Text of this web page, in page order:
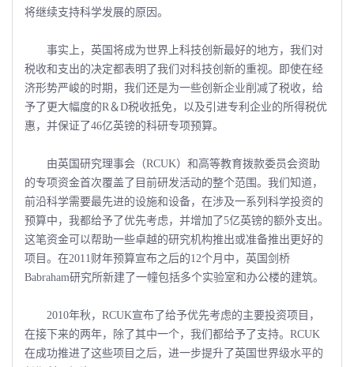
将继续支持科学发展的原因。
事实上，英国将成为世界上科技创新最好的地方，我们对
税收和支出的决定都表明了我们对科技创新的重视。即使在经
济形势严峻的时期，我们还是为一些创新企业削减了税收，给
予了更大幅度的R＆D税收抵免，以及引进专利企业的所得税优
惠，并保证了46亿英镑的科研专项预算。
由英国研究理事会（RCUK）和高等教育拨款委员会资助
的专项资金首次覆盖了目前研发活动的整个范围。我们知道，
前沿科学需要最先进的设施和设备，在涉及一系列科学投资的
预算中，我都给予了优先考虑，并增加了5亿英镑的额外支出。
这笔资金可以帮助一些卓越的研究机构推出或准备推出更好的
项目。在2011财年预算宣布之后的12个月中，英国剑桥
Babraham研究所新建了一幢包括多个实验室和办公楼的建筑。
2010年秋，RCUK宣布了给予优先考虑的主要投资项目，
在接下来的两年，除了其中一个，我们都给予了支持。RCUK
在成功推进了这些项目之后，进一步提升了英国世界级水平的